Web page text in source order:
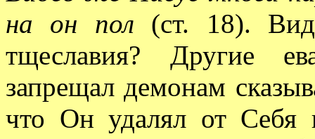
на он пол (ст. 18).
тщеславия? Другие
запрещал демонам
что Он удалял от Себя